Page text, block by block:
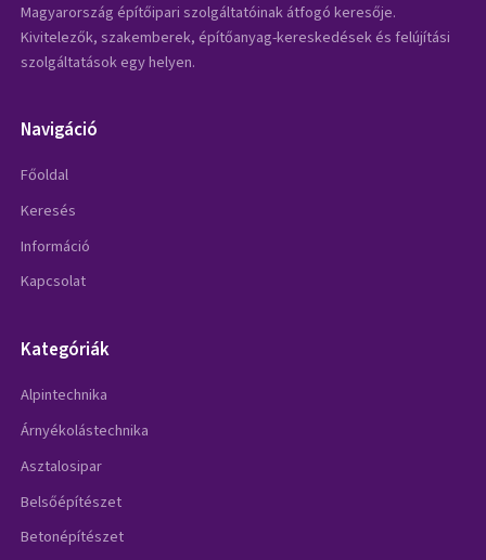
Magyarország építőipari szolgáltatóinak átfogó keresője.
Kivitelezők, szakemberek, építőanyag-kereskedések és felújítási
szolgáltatások egy helyen.
Navigáció
Főoldal
Keresés
Információ
Kapcsolat
Kategóriák
Alpintechnika
Árnyékolástechnika
Asztalosipar
Belsőépítészet
Betonépítészet